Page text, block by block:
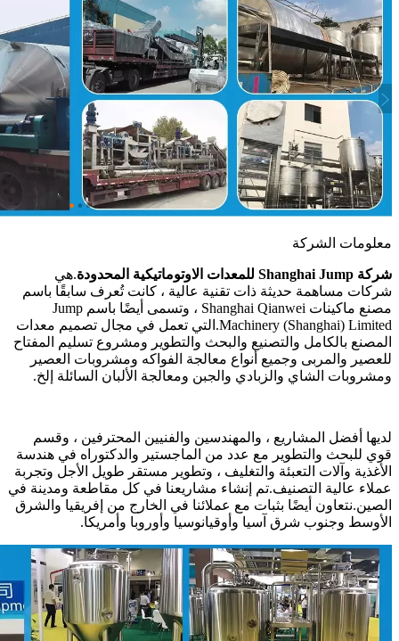
معلومات الشركة
شركة Shanghai Jump للمعدات الاوتوماتيكية المحدودة
.هي
شركات مساهمة حديثة ذات تقنية عالية ، كانت تُعرف سابقًا باسم
مصنع ماكينات Shanghai Qianwei ، وتسمى أيضًا باسم Jump
Machinery (Shanghai) Limited.التي تعمل في مجال تصميم معدات
المصنع بالكامل والتصنيع والبحث والتطوير ومشروع تسليم المفتاح
للعصير والمربى وجميع أنواع معالجة الفواكه ومشروبات العصير
ومشروبات الشاي والزبادي والجبن ومعالجة الألبان السائلة إلخ.
لديها أفضل المشاريع ، والمهندسين والفنيين المحترفين ، وقسم
قوي للبحث والتطوير مع عدد من الماجستير والدكتوراه في هندسة
الأغذية وآلات التعبئة والتغليف ، وتطوير مستقر طويل الأجل وتجربة
عملاء عالية التصنيف.تم إنشاء مشاريعنا في كل مقاطعة ومدينة في
الصين.نتعاون أيضًا بثبات مع عملائنا في الخارج من إفريقيا والشرق
الأوسط وجنوب شرق آسيا وأوقيانوسيا وأوروبا وأمريكا.